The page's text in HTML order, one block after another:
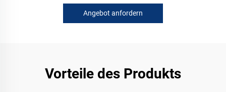
Angebot anfordern
Vorteile des Produkts